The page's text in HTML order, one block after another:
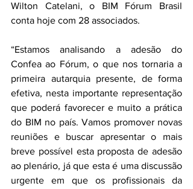
Wilton Catelani, o BIM Fórum Brasil
conta hoje com 28 associados.
“Estamos analisando a adesão do
Confea ao Fórum, o que nos tornaria a
primeira autarquia presente, de forma
efetiva, nesta importante representação
que poderá favorecer e muito a prática
do BIM no país. Vamos promover novas
reuniões e buscar apresentar o mais
breve possível esta proposta de adesão
ao plenário, já que esta é uma discussão
urgente em que os profissionais da